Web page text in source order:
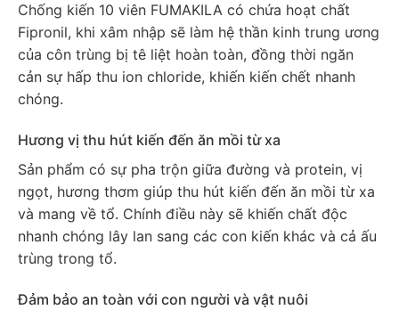
Chống kiến 10 viên FUMAKILA có chứa hoạt chất
Fipronil, khi xâm nhập sẽ làm hệ thần kinh trung ương
của côn trùng bị tê liệt hoàn toàn, đồng thời ngăn
cản sự hấp thu ion chloride, khiến kiến chết nhanh
chóng.
Hương vị thu hút kiến đến ăn mồi từ xa
Sản phẩm có sự pha trộn giữa đường và protein, vị
ngọt, hương thơm giúp thu hút kiến đến ăn mồi từ xa
và mang về tổ. Chính điều này sẽ khiến chất độc
nhanh chóng lây lan sang các con kiến khác và cả ấu
trùng trong tổ.
Đảm bảo an toàn với con người và vật nuôi